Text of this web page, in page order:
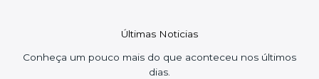
Últimas Noticias
Conheça um pouco mais do que aconteceu nos últimos
dias.